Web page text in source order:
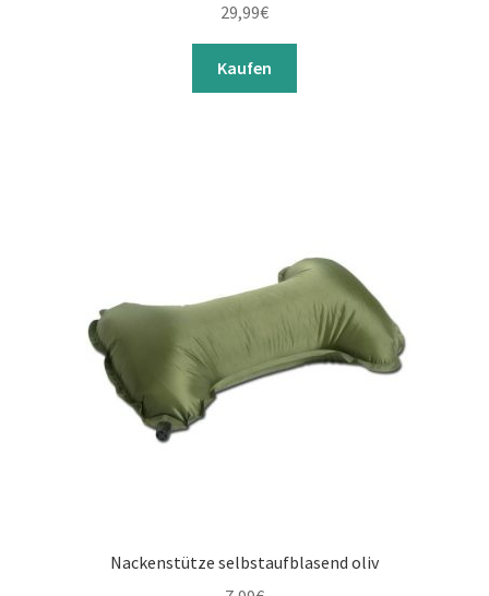
29,99€
Kaufen
Nackenstütze selbstaufblasend oliv